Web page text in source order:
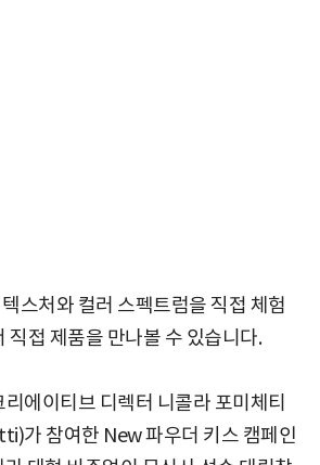
스처와 컬러 스펙트럼을 직접 체험
직접 제품을 만나볼 수 있습니다.
에이티브 디렉터 니콜라 포미체티
가 참여한 New 파우더 키스 캠페인